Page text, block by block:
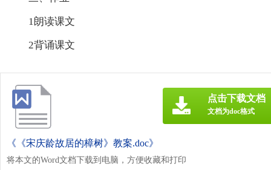
1朗读课文
2背诵课文
《《宋庆龄故居的樟树》教案.doc》
将本文的Word文档下载到电脑，方便收藏和打印
点击下载文档
文档为doc格式